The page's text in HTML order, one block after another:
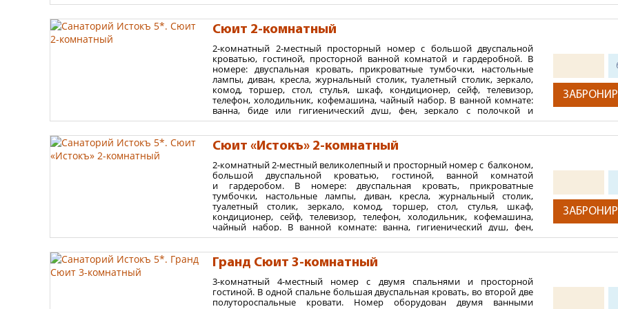
до 10 лет включительно (в случае посещения бассейна) требуется справка на энтеробиоз; страховой медицинский
Для взрослых и детей:Рекомендуем взрослым и детям брать с собой медицинский полис. Для прохождения
курортного лечения необходимо при себе иметь санаторно-курортную карту 072/у (для взрослых) и 076/у
давностью не более 2 месяцев.
паспорт и миграционная карта, виза или вид на жительство (более подробную
гигиенический душ, фен, зеркало с полочкой и подсветкой,
гостиничная парфюмерия. На полу в номере - ламинат, в ванной комнате
- плиточное покрытие. Дополнительное место - еврораскладушка.
Площадь номера 40-50 м2
Варианты размещения:
до 3 взрослых - без детей
максимум 2 взрослых + максимум 1 ребенок от 2-х до 13,99 лет
Также можно разместить 1 ребенка от 0 до 1,99 лет (без предоставления
места, детская кроватка по запросу).
Сюит 2-комнатный
2-комнатный 2-местный просторный номер с большой двуспальной
кроватью, гостиной, просторной ванной комнатой и гардеробной. В
номере: двуспальная кровать, прикроватные тумбочки, настольные
лампы, диван, кресла, журнальный столик, туалетный столик, зеркало,
комод, торшер, стол, стулья, шкаф, кондиционер, сейф, телевизор,
телефон, холодильник, кофемашина, чайный набор. В ванной комнате:
ванна, биде или гигиенический душ, фен, зеркало с полочкой и
подсветкой, полотенцесушитель, банные принадлежности, халаты,
ванной комнате - плиточное покрытие. Дополнительное место - диван,
еврораскладушка.
Площадь номера 55-65 м
2
Варианты размещения:
до 3 взрослых - без детей
максимум 2 взрослых + максимум 1 ребенок от 2-х до 13,99 лет
Также можно разместить 1 ребенка от 0 до 1,99 лет (без предоставления
места, детская кроватка по запросу).
Сюит «Истокъ» 2-комнатный
2-комнатный 2-местный великолепный и просторный номер с балконом,
большой двуспальной кроватью, гостиной, ванной комнатой
и гардеробом. В номере: двуспальная кровать, прикроватные
тумбочки, настольные лампы, диван, кресла, журнальный столик,
туалетный столик, зеркало, комод, торшер, стол, стулья, шкаф,
кондиционер, сейф, телевизор, телефон, холодильник, кофемашина,
чайный набор. В ванной комнате: ванна, гигиенический душ, фен,
зеркало с полочкой и подсветкой, полотенцесушитель, банные
номере - ламинат, в ванной комнате - плиточное покрытие.
Дополнительное место - диван, еврораскладушка.
Площадь номера 55 м 2
Варианты размещения:
Гранд Сюит 3-комнатный
3-комнатный 4-местный номер с двумя спальнями и просторной
гостиной. В одной спальне большая двуспальная кровать, во второй две
полутороспальные кровати. Номер оборудован двумя ванными